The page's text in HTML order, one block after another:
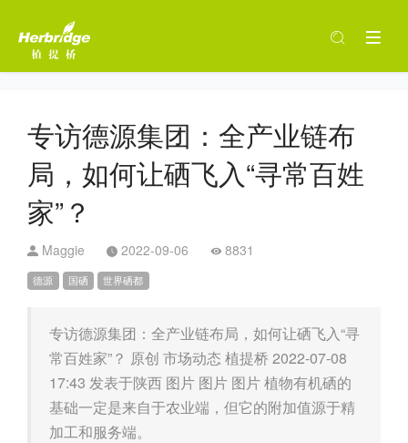
专访德源集团：全产业链布
局，如何让硒飞入“寻常百姓
家”？
Maggie 2022-09-06 8831
德源 国硒 世界硒都
专访德源集团：全产业链布局，如何让硒飞入“寻
常百姓家”？ 原创 市场动态 植提桥 2022-07-08
17:43 发表于陕西 图片 图片 图片 植物有机硒的
基础一定是来自于农业端，但它的附加值源于精
加工和服务端。